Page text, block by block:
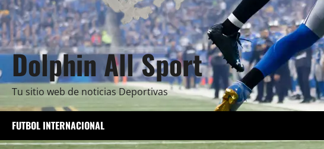
Dolphin All Sport
Tu sitio web de noticias Deportivas
FUTBOL INTERNACIONAL